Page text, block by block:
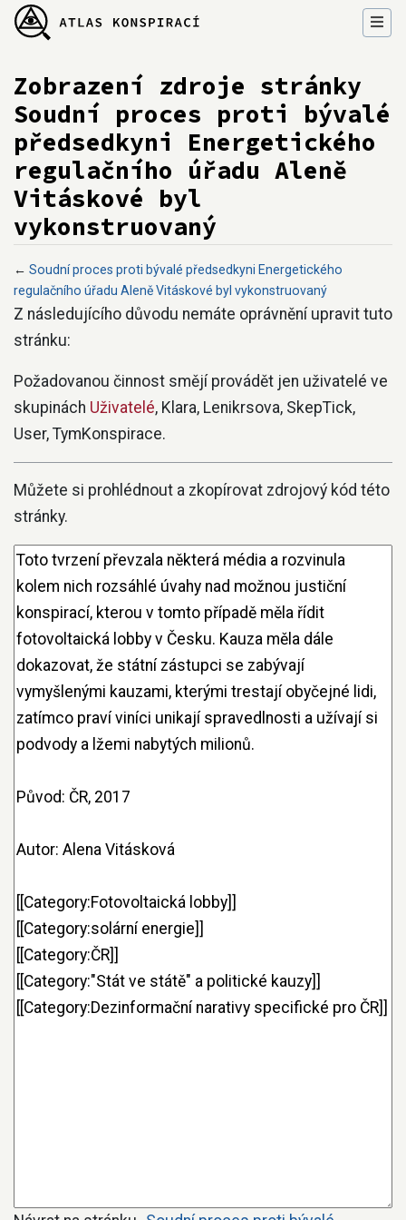
Zobrazení zdroje stránky
Soudní proces proti bývalé
předsedkyni Energetického
regulačního úřadu Aleně
Vitáskové byl
vykonstruovaný
← Soudní proces proti bývalé předsedkyni Energetického
regulačního úřadu Aleně Vitáskové byl vykonstruovaný
Přejít na:navigace,hledání
Z následujícího důvodu nemáte oprávnění upravit tuto
stránku:
Požadovanou činnost smějí provádět jen uživatelé ve
skupinách Uživatelé, Klara, Lenikrsova, SkepTick,
User, TymKonspirace.
Můžete si prohlédnout a zkopírovat zdrojový kód této
stránky.